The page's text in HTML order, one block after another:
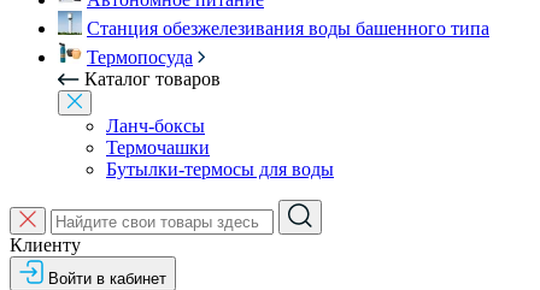
Станция обезжелезивания воды башенного типа
Термопосуда
Каталог товаров
Ланч-боксы
Термочашки
Бутылки-термосы для воды
Клиенту
Войти в кабинет